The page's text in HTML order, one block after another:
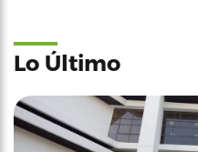
Lo Último